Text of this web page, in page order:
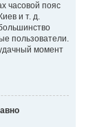
часовой пояс
и т. д.
пользователи.
момент